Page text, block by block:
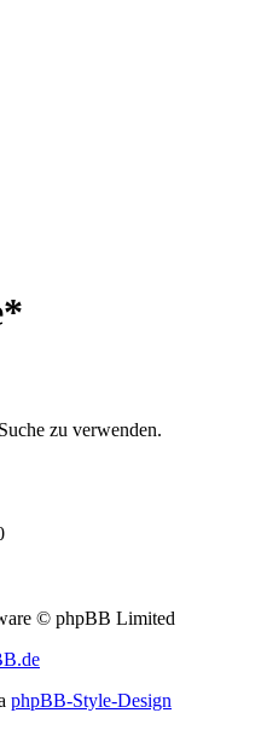
zu verwenden.
© phpBB Limited
phpBB-Style-Design